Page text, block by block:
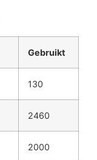
Gebruikt
130
2460
2000